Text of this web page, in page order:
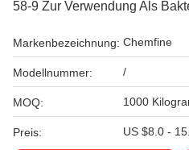
58-9 Zur Verwendung Als
Markenbezeichnung: Chemfine
Modellnummer: /
MOQ: 1000
Preis: US $8.0 -